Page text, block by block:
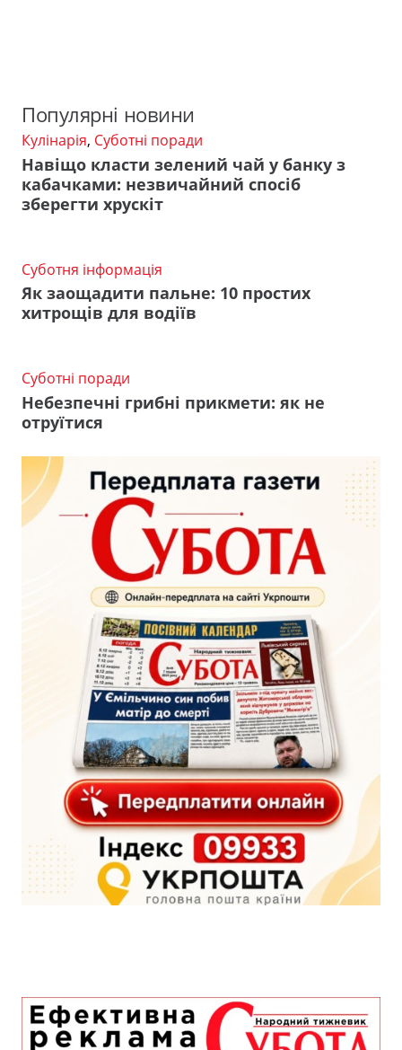
Популярні новини
Кулінарія, Суботні поради
Навіщо класти зелений чай у банку з
кабачками: незвичайний спосіб
зберегти хрускіт
Суботня інформація
Як заощадити пальне: 10 простих
хитрощів для водіїв
Суботні поради
Небезпечні грибні прикмети: як не
отруїтися